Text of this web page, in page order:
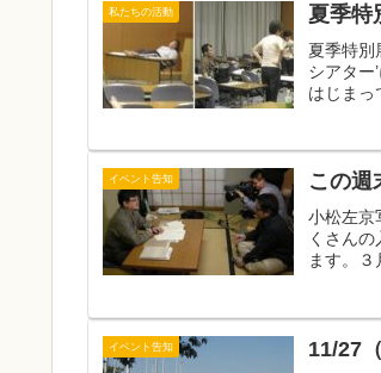
私たちの活動 夏季特
夏季特別
シアター
はじまっ
イベント告知 この週
小松左京
くさん
ます。３
イベント告知 11/27